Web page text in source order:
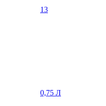
13
0,75 Л